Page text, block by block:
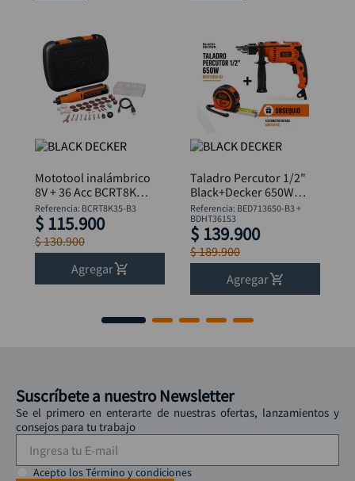
Mototool inalámbrico
8V + 36 Acc BCRT8K35
B&D
Referencia: BCRT8K35-B3
$ 115.900
$130.900
Agregar
Taladro Percutor 1/2"
Black+Decker 650W
BED713650-B3 +
Flexómetro
Referencia: BED713650-B3 +
BDHT36153
$ 139.900
$189.900
Agregar
Suscríbete a nuestro Newsletter
Se el primero en enterarte de nuestras ofertas, lanzamientos y
consejos para tu trabajo
Acepto los Término y condiciones